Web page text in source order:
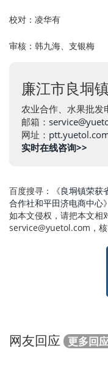
校对：凌华有
审核：韩九海、支银梅
廉江市良垌
农业合作、水果批发
邮箱：
网址：
实时在线咨询>>
百度搜寻：《良垌镇荣获
合作社和平田济电商中心》
如本文侵权，请把本文相
service@yuetol.com ，
网友回应 更多回